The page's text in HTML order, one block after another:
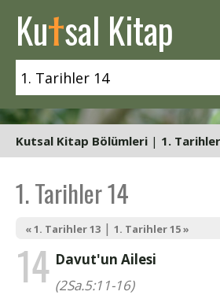
Kutsal Kitap
Kutsal Kitap Bölümleri | 1.
1. Tarihler 14
« 1. Tarihler 13 | 1. Tarihler 15 »
14 Davut'un Ailesi
(2Sa.5:11-16)